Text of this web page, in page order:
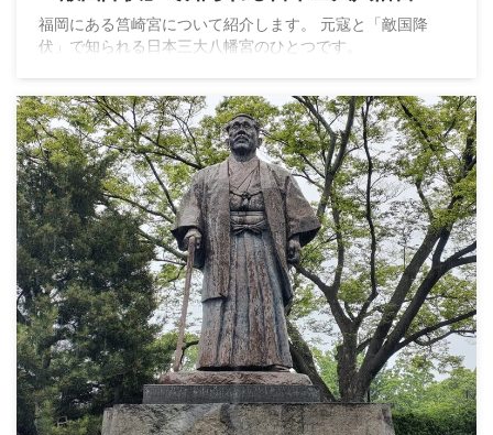
福岡にある筥崎宮について紹介します。 元寇と「敵国降
伏」で知られる日本三大八幡宮のひとつです。